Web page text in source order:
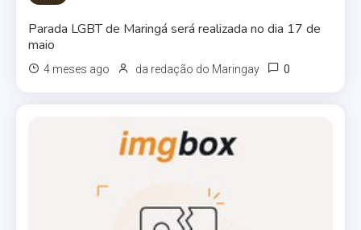
Parada LGBT de Maringá será realizada no dia 17 de
maio
4 meses ago da redação do Maringay 0